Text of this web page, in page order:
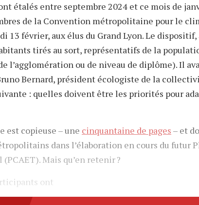
étalés entre septembre 2024 et ce mois de
de la Convention métropolitaine pour le
13 février, aux élus du Grand Lyon. Le
tirés au sort, représentatifs de la
l’agglomération ou de niveau de diplôme). Il
Bernard, président écologiste de la
: quelles doivent être les priorités pour
est copieuse – une cinquantaine de pages – et
dans l’élaboration en cours du futur
Mais qu’en retenir ?
ont